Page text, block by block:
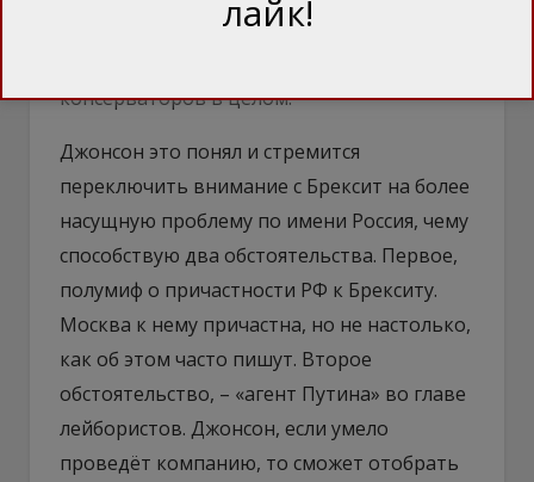
дебаты. Тем самым вырос шанс победы на
консерваторов в целом.
Джонсон это понял и стремится
переключить внимание с Брексит на более
насущную проблему по имени Россия, чему
способствую два обстоятельства. Первое,
полумиф о причастности РФ к Брекситу.
Москва к нему причастна, но не настолько,
как об этом часто пишут. Второе
обстоятельство, – «агент Путина» во главе
лейбористов. Джонсон, если умело
проведёт компанию, то сможет отобрать
лайк!